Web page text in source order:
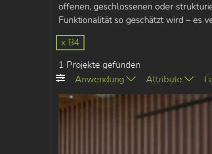
offenen, geschlossenen oder
Funktionalität so geschätzt wird – es
x B4
1 Projekte gefunden
Anwendung
Attribute